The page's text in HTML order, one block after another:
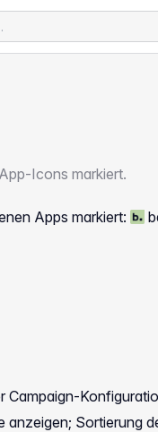
Icons markiert.
Apps markiert:
Campaign-
Sortierung